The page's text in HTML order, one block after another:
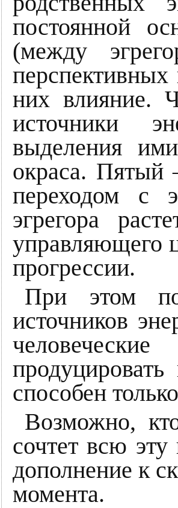
постоянной
(между
них влияние.
источники
выделения
окраса. Пятый
переходом с
эгрегора
управляющего
прогрессии.
При этом
источников
способен
Возможно,
сочтет всю
дополнение к
момента.